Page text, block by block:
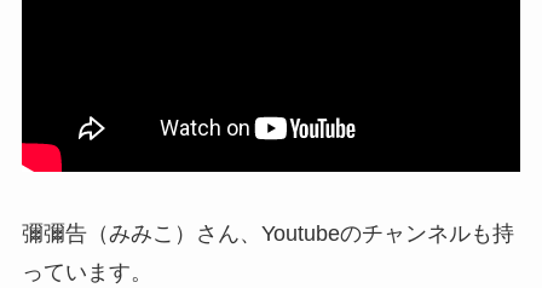
彌彌告（みみこ）さん、Youtubeのチャンネルも持
っています。